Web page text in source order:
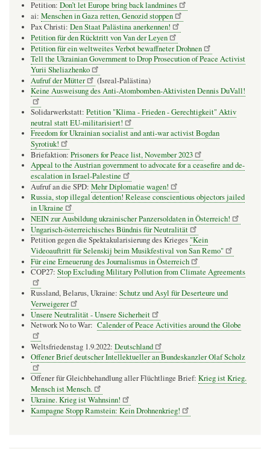
Petition: Don’t let Europe bring back landmines
ai: Menschen in Gaza retten, Genozid stoppen
Pax Christi: Den Staat Palästina anerkennen!
Petition für den Rücktritt von Van der Leyen
Petition für ein weltweites Verbot bewaffneter Drohnen
Tell the Ukrainian Government to Drop Prosecution of Peace Activist
Yurii Sheliazhenko
Aufruf der Mütter
(Isreal-Palästina)
Keine Ausweisung des Anti-Atombomben-Aktivisten Dennis DuVall!
Solidarwerkstatt: Petition "Klima - Frieden - Gerechtigkeit" Aktiv
neutral statt EU-militarisiert!
Freedom for Ukrainian socialist and anti-war activist Bogdan
Syrotiuk!
Briefaktion: Prisoners for Peace list, November 2023
Appeal to the Austrian government to advocate for a ceasefire and de-
escalation in Israel-Palestine
Aufruf an die SPD: Mehr Diplomatie wagen!
Russia, stop illegal detention! Release conscientious objectors jailed
in Ukraine
NEIN zur Ausbildung ukrainischer Panzersoldaten in Österreich!
Ungarisch-österreichisches Bündnis für Neutralität
Petition gegen die Spektakularisierung des Krieges "Kein
Videoauftritt für Selenskij beim Musikfestival von San Remo"
Für eine Erneuerung des Journalismus in Österreich
COP27: Stop Excluding Military Pollution from Climate Agreements
Russland, Belarus, Ukraine: Schutz und Asyl für Deserteure und
Verweigerer
Unsere Neutralität - Unsere Sicherheit
Network No to War: Calender of Peace Activities around the Globe
Weltsfriedenstag 1.9.2022: Deutschland
Offener Brief deutscher Intellektueller an Bundeskanzler Olaf Scholz
Offener für Gleichbehandlung aller Flüchtlinge Brief: Krieg ist Krieg.
Mensch ist Mensch.
Ukraine. Krieg ist Wahnsinn!
Kampagne Stopp Ramstein: Kein Drohnenkrieg!